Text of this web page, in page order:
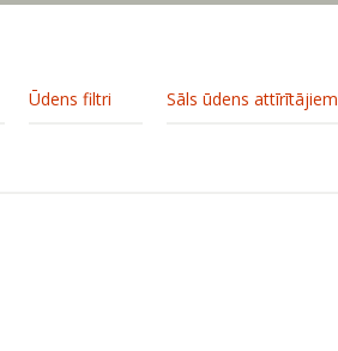
Ūdens filtri Sāls ūdens attīrītājiem